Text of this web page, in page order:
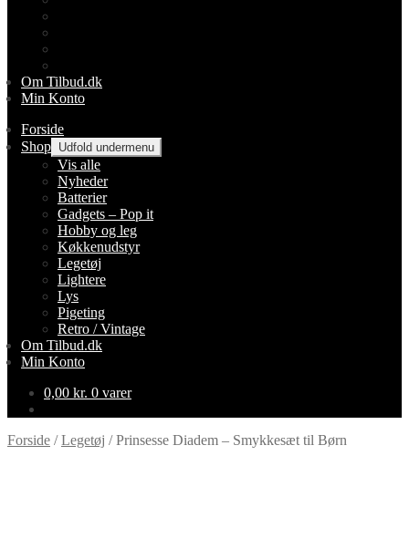
Om Tilbud.dk
Min Konto
Forside
Shop Udfold undermenu
Vis alle
Nyheder
Batterier
Gadgets – Pop it
Hobby og leg
Køkkenudstyr
Legetøj
Lightere
Lys
Pigeting
Retro / Vintage
Om Tilbud.dk
Min Konto
0,00 kr. 0 varer
Forside /Legetøj /Prinsesse Diadem – Smykkesæt til Børn